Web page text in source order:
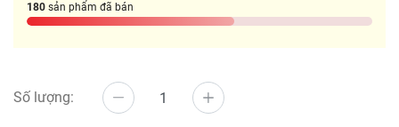
180 sản phẩm đã bán
Số lượng: